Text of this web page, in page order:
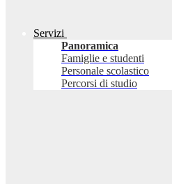
Servizi
Panoramica
Famiglie e studenti
Personale scolastico
Percorsi di studio